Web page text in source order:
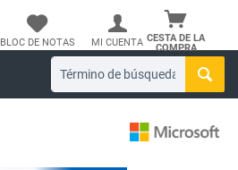
CESTA DE LA
COMPRA
BLOC DE NOTAS MI CUENTA